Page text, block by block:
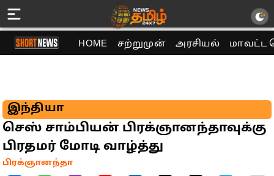
HOME சற்றுமுன் அரசியல் மாவட்ட
இந்தியா
செஸ் சாம்பியன் பிரக்ஞானந்தாவுக்கு
பிரதமர் மோடி வாழ்த்து
பிரக்ஞானந்தா